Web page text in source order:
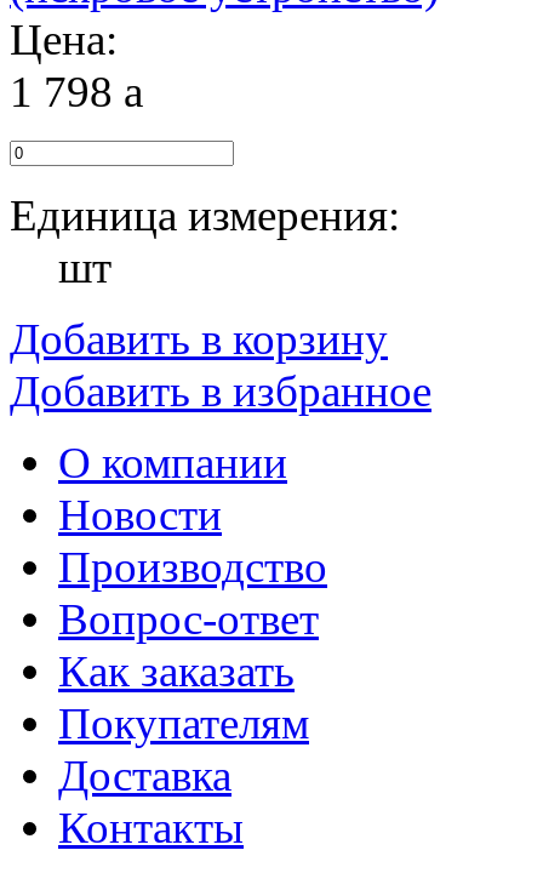
Цена:
1 798 a
Единица измерения:
шт
Добавить в корзину
Добавить в избранное
О компании
Новости
Производство
Вопрос-ответ
Как заказать
Покупателям
Доставка
Контакты